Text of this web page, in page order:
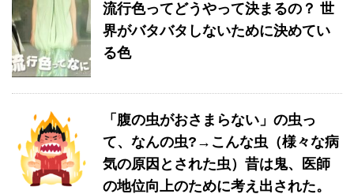
流行色ってどうやって決まるの？ 世
界がバタバタしないために決めてい
る色
「腹の虫がおさまらない」の虫っ
て、なんの虫?→こんな虫（様々な病
気の原因とされた虫）昔は鬼、医師
の地位向上のために考え出された。